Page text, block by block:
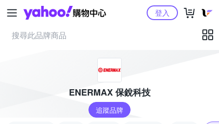
Yahoo購物中心登入
ENERMAX 保銳科技
追蹤品牌